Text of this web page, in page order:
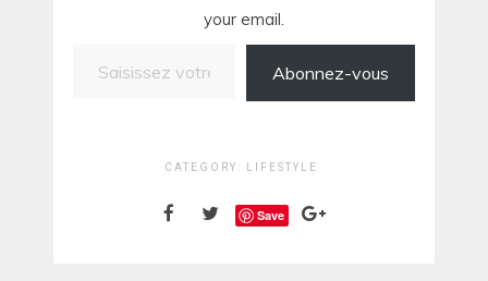
your email.
Abonnez-vous
CATEGORY: LIFESTYLE
Save